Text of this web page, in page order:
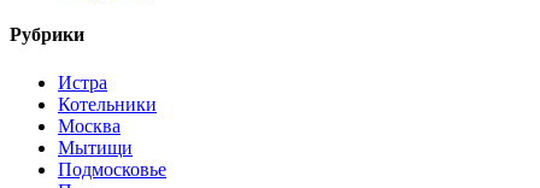
Рубрики
Истра
Котельники
Москва
Мытищи
Подмосковье